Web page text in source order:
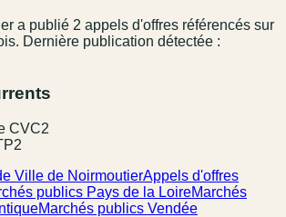
a publié 2 appel s d'offres référencés sur
. Dernière publication détectée :
CVC2
2
Ville de NoirmoutierAppels d'offres
publics Pays de la LoireMarchés
Marchés publics Vendée